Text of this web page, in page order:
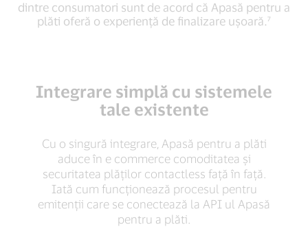
de
bun
bun
decât
alte
digitale
de
plată.⁷
de
acord
a
plăti
oferă
experiență
de
finalizare
ușoară.⁷
dintre consumatori sunt de acord că Apasă pentru a
plăti oferă o experiență de finalizare ușoară.⁷
Integrare simplă cu sistemele
tale existente
Cu o singură integrare, Apasă pentru a plăti
aduce în e commerce comoditatea și
securitatea plăților contactless față în față.
Iată cum funcționează procesul pentru
emitenții care se conectează la API ul Apasă
pentru a plăti.